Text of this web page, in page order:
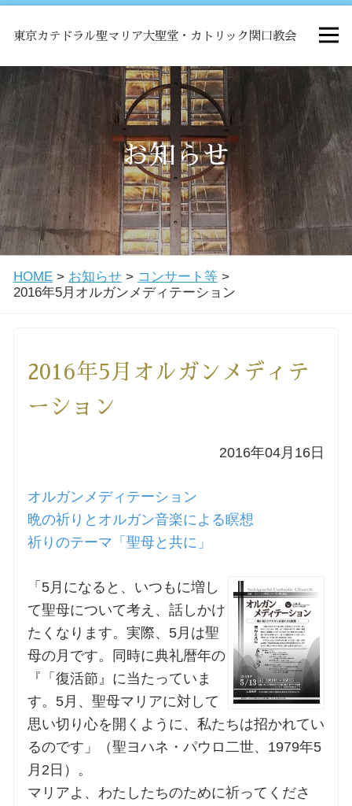
東京カテドラル聖マリア大聖堂・カトリック関口教会
HOME
ミサ
お知らせ
関口教会について
教会学校・中高生会
洗礼を希望される方
森田神父の講座
教区カテキスタの講座
三田助祭の講座
オルガンメディテーション
お問合せ
交通・アクセス
お知らせ
HOME> お知らせ> コンサート等>
2016年5月オルガンメディテーション
2016年5月オルガンメディテ
ーション
2016年04月16日
オルガンメディテーション
晩の祈りとオルガン音楽による瞑想
祈りのテーマ「聖母と共に」
「5月になると、いつもに増し
て聖母について考え、話しかけ
たくなります。実際、5月は聖
母の月です。同時に典礼暦年の
『「復活節』に当たっていま
す。5月、聖母マリアに対して
思い切り心を開くように、私たちは招かれてい
るのです」（聖ヨハネ・パウロ二世、1979年5
月2日）。
マリアよ、わたしたちのために祈ってくださ